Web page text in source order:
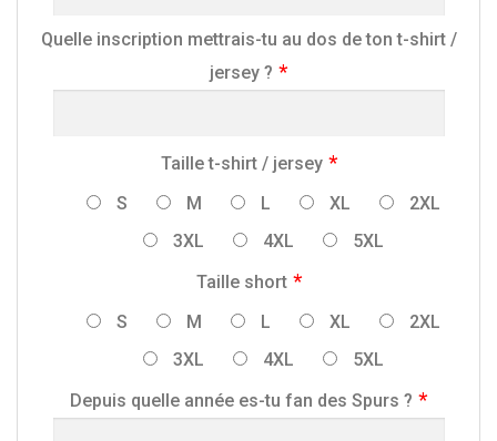
Quelle inscription mettrais-tu au dos de ton t-shirt /
jersey ?
Taille t-shirt / jersey
S
M L XL
2XL
3XL
4XL
5XL
Taille short
S
M L XL
2XL
3XL
4XL
5XL
Depuis quelle année es-tu fan des Spurs ?